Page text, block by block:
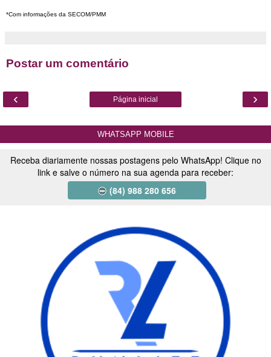
*Com informações da SECOM/PMM
Postar um comentário
‹ ›
Página inicial
WHATSAPP MOBILE
Receba diariamente nossas postagens pelo WhatsApp! Clique no
link e salve o número na sua agenda para receber:
(84) 988 280 656